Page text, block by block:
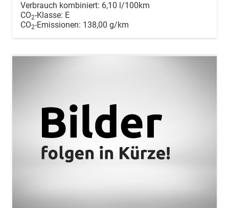
Verbrauch kombiniert: 6,10 l/100km
CO2-Klasse: E
CO2-Emissionen: 138,00 g/km